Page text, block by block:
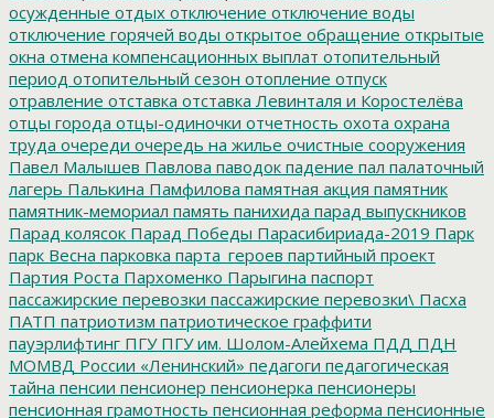
осужденные отдых отключение отключение воды
отключение горячей воды открытое обращение открытые
окна отмена компенсационных выплат отопительный
период отопительный сезон отопление отпуск
отравление отставка отставка Левинталя и Коростелёва
отцы города отцы-одиночки отчетность охота охрана
труда очереди очередь на жилье очистные сооружения
Павел Малышев Павлова паводок падение пал палаточный
лагерь Палькина Памфилова памятная акция памятник
памятник-мемориал память панихида парад выпускников
Парад колясок Парад Победы Парасибириада-2019 Парк
парк Весна парковка парта_героев партийный проект
Партия Роста Пархоменко Парыгина паспорт
пассажирские перевозки пассажирские перевозки\ Пасха
ПАТП патриотизм патриотическое граффити
пауэрлифтинг ПГУПГУ им. Шолом-Алейхема ПДД ПДН
МОМВД России «Ленинский» педагоги педагогическая
тайна пенсии пенсионер пенсионерка пенсионеры
пенсионная грамотность пенсионная реформа пенсионные